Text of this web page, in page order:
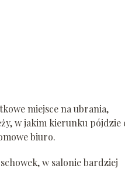
miejsce na ubrania,
w jakim kierunku pójdzie
biuro.
w salonie bardziej